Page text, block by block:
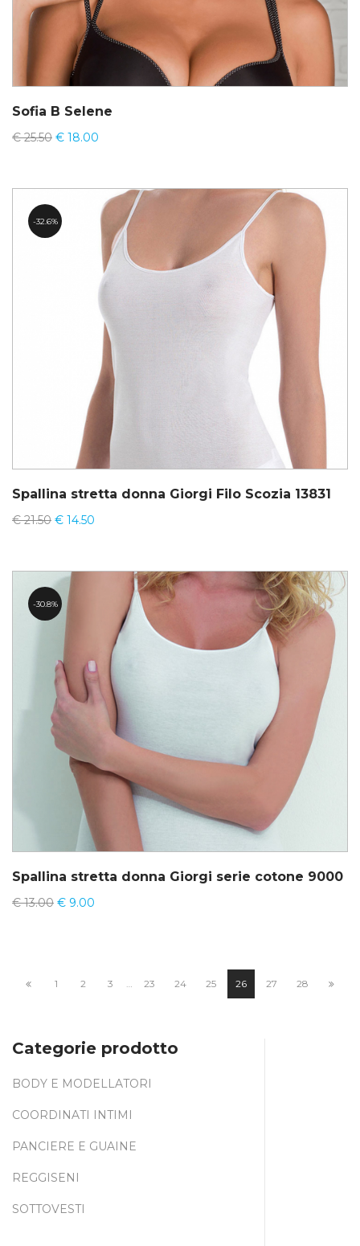
Sofia B Selene
€25.50 € 18.00
32.6%
Spallina stretta donna Giorgi Filo Scozia 13831
€21.50 € 14.50
30.8%
Spallina stretta donna Giorgi serie cotone 9000
€13.00 € 9.00
1 2 3 … 23 24 25 26 27 28
Categorie prodotto
BODY E MODELLATORI
COORDINATI INTIMI
PANCIERE E GUAINE
REGGISENI
SOTTOVESTI